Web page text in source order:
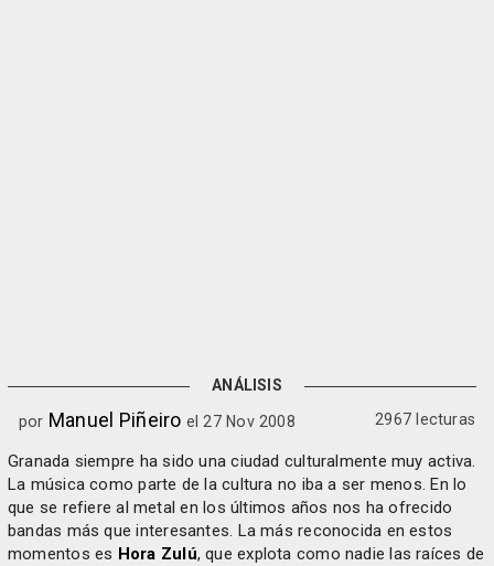
ANÁLISIS
por Manuel Piñeiro el 27 Nov 2008 2967 lecturas
Granada siempre ha sido una ciudad culturalmente muy activa.
La música como parte de la cultura no iba a ser menos. En lo
que se refiere al metal en los últimos años nos ha ofrecido
bandas más que interesantes. La más reconocida en estos
momentos es Hora Zulú, que explota como nadie las raíces de